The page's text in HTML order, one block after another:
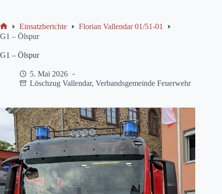
Start
Einsatzberichte
Florian Vallendar 01/51-01
G1 – Ölspur
G1 – Ölspur
5. Mai 2026
Löschzug Vallendar, Verbandsgemeinde Feuerwehr